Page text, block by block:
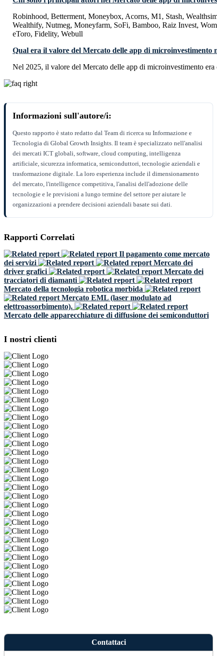
Robinhood, Betterment, Moneybox, Acorns, M1, Stash,
Wealthify, Nutmeg, Moneyfarm, SoFi, Bamboo, Raiz Invest,
eToro, Fidelity, Webull
Qual era il valore del Mercato delle app di microinvestimento
Nel 2025, il valore del Mercato delle app di microinvestimento
Informazioni sull'autore/i:
Questo rapporto è stato redatto dal Team di ricerca su Informazione e
Tecnologia di Global Growth Insights. Il team è specializzato nell'analisi
dei mercati ICT globali, software, cloud computing, intelligenza
artificiale, sicurezza informatica, semiconduttori, tecnologie aziendali e
trasformazione digitale. La loro esperienza include il dimensionamento
del mercato, l'intelligence competitiva, l'analisi dell'adozione delle
tecnologie e le previsioni a lungo termine del settore per aiutare le
organizzazioni a prendere decisioni aziendali basate sui dati.
Rapporti Correlati
Il pagamento come mercato
dei servizi
Mercato dei
driver grafici
Mercato dei
tracciatori di diamanti
Mercato della tecnologia robotica morbida
Mercato EML (laser modulato ad
elettroassorbimento).
Mercato delle apparecchiature di diffusione dei semiconduttori
I nostri clienti
Contattaci